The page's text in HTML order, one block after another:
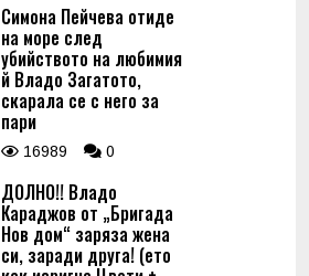
Симона Пейчева отиде
на море след
убийството на любимия
й Владо Загатото,
скарала се с него за
пари
16989 0
ДОЛНО!! Владо
Караджов от „Бригада
Нов дом“ заряза жена
си, заради друга! (ето